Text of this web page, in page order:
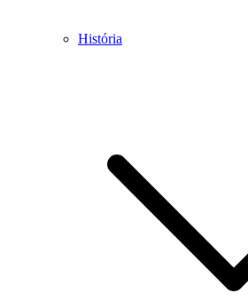
História